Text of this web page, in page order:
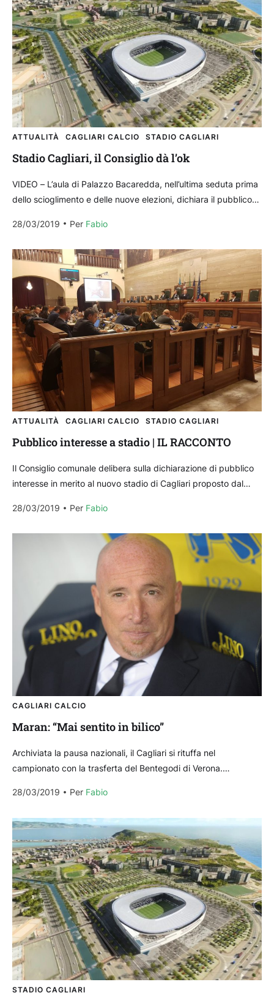
ATTUALITÀ CAGLIARI CALCIO STADIO CAGLIARI
Stadio Cagliari, il Consiglio dà l’ok
VIDEO – L’aula di Palazzo Bacaredda, nell’ultima seduta prima
dello scioglimento e delle nuove elezioni, dichiara il pubblico
proposto...
28/03/2019 Per Fabio
ATTUALITÀ CAGLIARI CALCIO STADIO CAGLIARI
Pubblico interesse a stadio | IL RACCONTO
Il Consiglio comunale delibera sulla dichiarazione di pubblico
interesse in merito al nuovo stadio di Cagliari proposto dal
28/03/2019
Per Fabio
CAGLIARI CALCIO
Maran: “Mai sentito in bilico”
Archiviata la pausa nazionali, il Cagliari si rituffa nel
campionato con la trasferta del Bentegodi di Verona.
28/03/2019
Per Fabio
STADIO CAGLIARI